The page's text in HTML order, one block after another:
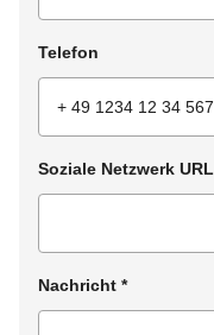
Telefon
Soziale Netzwerk URL
Nachricht *